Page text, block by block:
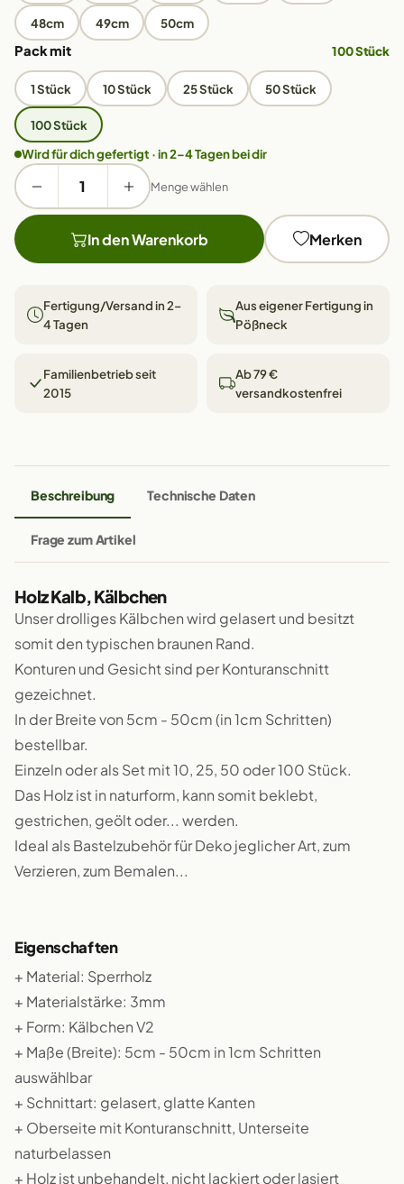
48cm 49cm 50cm
Pack mit 100 Stück
1 Stück 10 Stück 25 Stück 50 Stück
100 Stück
Wird für dich gefertigt · in 2–4 Tagen bei dir
Menge wählen
In den Warenkorb Merken
Fertigung/Versand in 2–
4 Tagen
Aus eigener Fertigung in
Pößneck
Familienbetrieb seit
2015
Ab 79 €
versandkostenfrei
Beschreibung Technische Daten
Frage zum Artikel
Holz Kalb, Kälbchen
Unser drolliges Kälbchen wird gelasert und besitzt
somit den typischen braunen Rand.
Konturen und Gesicht sind per Konturanschnitt
gezeichnet.
In der Breite von 5cm - 50cm (in 1cm Schritten)
bestellbar.
Einzeln oder als Set mit 10, 25, 50 oder 100 Stück.
Das Holz ist in naturform, kann somit beklebt,
gestrichen, geölt oder... werden.
Ideal als Bastelzubehör für Deko jeglicher Art, zum
Verzieren, zum Bemalen...
Eigenschaften
+ Material: Sperrholz
+ Materialstärke: 3mm
+ Form: Kälbchen V2
+ Maße (Breite): 5cm - 50cm in 1cm Schritten
auswählbar
+ Schnittart: gelasert, glatte Kanten
+ Oberseite mit Konturanschnitt, Unterseite
naturbelassen
+ Holz ist unbehandelt, nicht lackiert oder lasiert